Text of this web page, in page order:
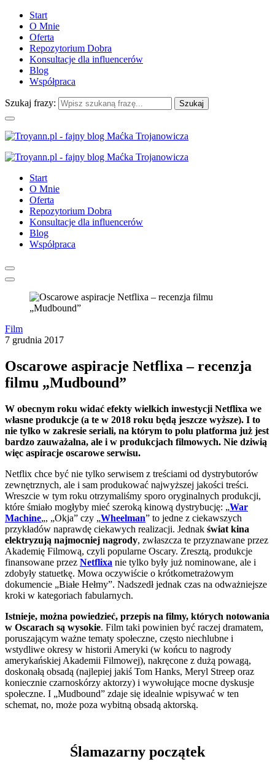
Start
O Mnie
Oferta
Repozytorium Dobra
Konsultacje dla influencerów
Blog
Współpraca
Szukaj frazy:
Start
O Mnie
Oferta
Repozytorium Dobra
Konsultacje dla influencerów
Blog
Współpraca
Film
7 grudnia 2017
Oscarowe aspiracje Netflixa – recenzja
filmu „Mudbound”
W obecnym roku widać efekty wielkich inwestycji Netflixa we
własne produkcje (a te w 2018 roku będą jeszcze wyższe). I to
nie tylko w zakresie seriali, na którym to polu platforma już jest
bardzo zauważalna, ale i w produkcjach filmowych. Nie dziwią
więc aspiracje oscarowe serwisu.
Netflix chce być nie tylko serwisem z treściami od dystrybutorów
zewnętrznych, ale i sam produkować najwyższej jakości treści.
Wreszcie w tym roku otrzymaliśmy sporo oryginalnych produkcji,
które śmiało mogłyby mieć szeroką kinową dystrybucję: „War
Machine„, „Okja” czy „Wheelman” to jedne z ciekawszych
przykładów naprawdę ciekawych realizacji. Jednak świat kina
elektryzują najmocniej nagrody, zwłaszcza te przyznawane przez
Akademię Filmową, czyli popularne Oscary. Zresztą, produkcje
finansowane przez Netflixa nie tylko były już nominowane, ale i
zdobyły statuetkę. Mowa oczywiście o krótkometrażowym
dokumencie „Białe Hełmy”. Nadszedł jednak czas na odważniejsze
kroki w kategoriach fabularnych.
Istnieje, można powiedzieć, przepis na filmy, których notowania
w Oscarach są wysokie. Film taki powinien być raczej dramatem,
poruszającym ważne tematy społeczne, często niechlubne i
wstydliwe okresy w historii Ameryki (w końcu to nagrody
amerykańskiej Akademii Filmowej), nakręcone z dużą powagą,
doskonałą obsadą (najlepiej jakiś Tom Hanks, Meryl Streep oraz
koniecznie czarnoskórzy aktorzy) i wywołujące mocne dyskusje
społeczne. I „Mudbound” zdaje się idealnie wpisywać w ten
schemat, no, może poza wybitną obsadą aktorską.
Ślamazarny początek